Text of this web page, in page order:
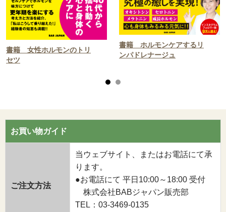
書籍 女性ホルモンのトリ
セツ
書籍 ホルモンケアするリ
ンパドレナージュ
お買い物ガイド
ご注文方法
当ウェブサイト、またはお電話にて承
ります。
●お電話にて 平日10:00～18:00 受付
株式会社BABジャパン販売部
TEL：03-3469-0135